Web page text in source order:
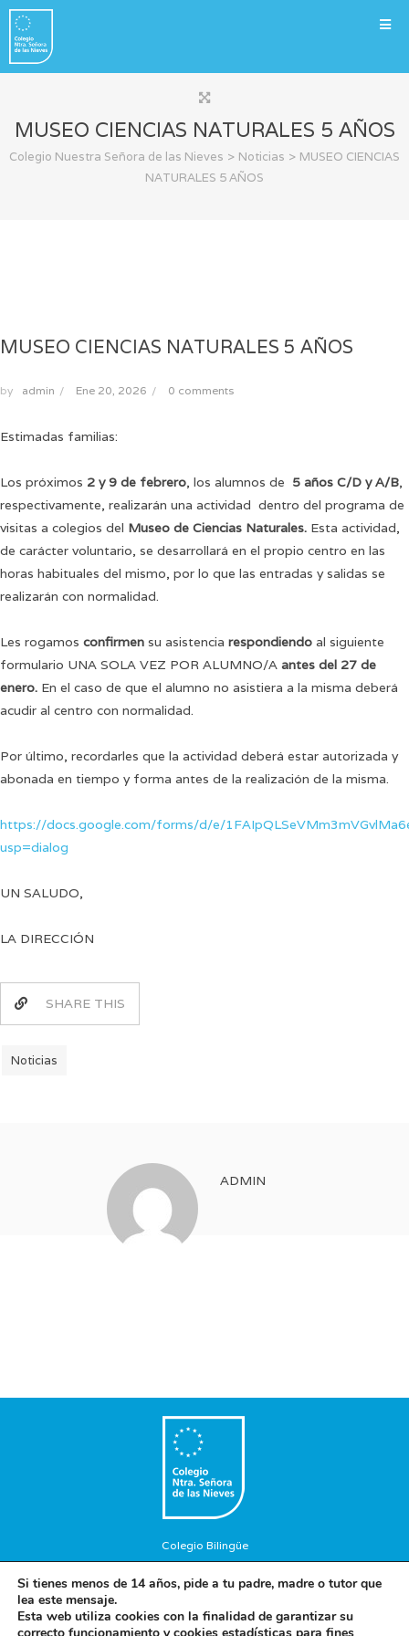
MUSEO CIENCIAS NATURALES 5 AÑOS
Colegio Nuestra Señora de las Nieves > Noticias > MUSEO CIENCIAS
NATURALES 5 AÑOS
MUSEO CIENCIAS NATURALES 5 AÑOS
by admin / Ene 20, 2026 / 0 comments
Estimadas familias:
Los próximos 2 y 9 de febrero, los alumnos de 5 años C/D y A/B,
respectivamente, realizarán una actividad dentro del programa de
visitas a colegios del Museo de Ciencias Naturales. Esta actividad,
de carácter voluntario, se desarrollará en el propio centro en las
horas habituales del mismo, por lo que las entradas y salidas se
realizarán con normalidad.
Les rogamos confirmen su asistencia respondiendo al siguiente
formulario UNA SOLA VEZ POR ALUMNO/A antes del 27 de
enero. En el caso de que el alumno no asistiera a la misma deberá
acudir al centro con normalidad.
Por último, recordarles que la actividad deberá estar autorizada y
abonada en tiempo y forma antes de la realización de la misma.
https://docs.google.com/forms/d/e/
usp=dialog
UN SALUDO,
LA DIRECCIÓN
SHARE THIS
Noticias
ADMIN
Colegio Bilingüe
los Derechos Reservados.
Aviso Legal
Si tienes menos de 14 años, pide a tu padre, madre o tutor que
lea este mensaje.
Esta web utiliza cookies con la finalidad de garantizar su